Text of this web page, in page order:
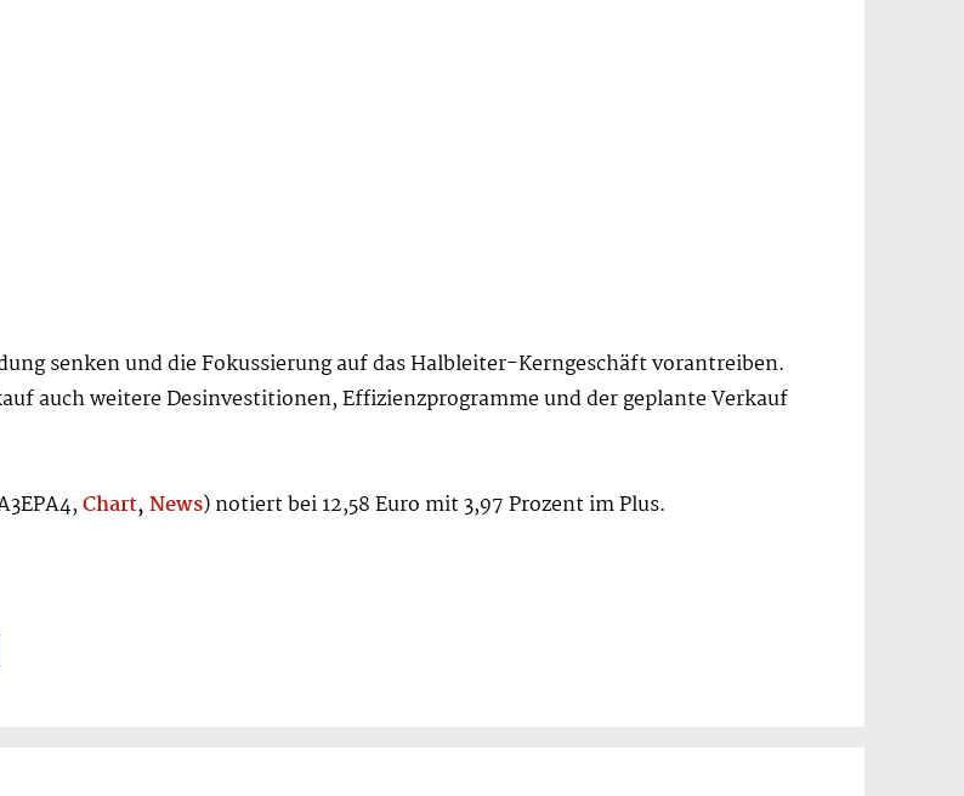
senken und die Fokussierung auf das Halbleiter-Kerngeschäft vorantreiben.
auch weitere Desinvestitionen, Effizienzprogramme und der geplante Verkauf
Chart,News) notiert bei 12,58 Euro mit 3,97 Prozent im Plus.